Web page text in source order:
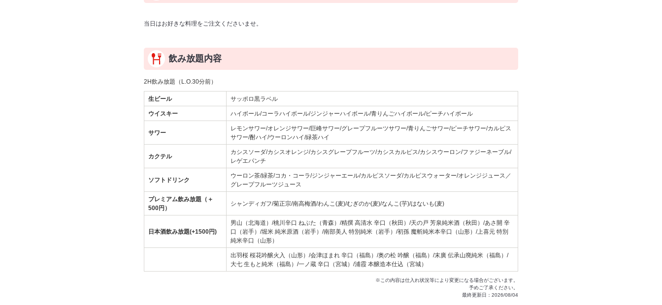
当日はお好きな料理をご注文くださいませ。
飲み放題内容
2H飲み放題（L.O.30分前）
生ビール サッポロ黒ラベル
ウイスキー ハイボール/コーラハイボール/ジンジャーハイボール/青りんごハイボール/ピーチハイボール
サワー
レモンサワー/オレンジサワー/巨峰サワー/グレープフルーツサワー/青りんごサワー/ピーチサワー/カルピス
サワー/酎ハイ/ウーロンハイ/緑茶ハイ
カクテル
カシスソーダ/カシスオレンジ/カシスグレープフルーツ/カシスカルピス/カシスウーロン/ファジーネーブル/
レゲエパンチ
ソフトドリンク
ウーロン茶/緑茶/コカ・コーラ/ジンジャーエール/カルピスソーダ/カルピスウォーター/オレンジジュース／
グレープフルーツジュース
プレミアム飲み放題（＋
500円）
シャンディガフ/菊正宗/南高梅酒/わんこ(麦)/むぎのか(麦)/なんこ(芋)/はないも(麦)
日本酒飲み放題(+1500円)
男山（北海道）/桃川辛口 ねぶた（青森）/精撰 高清水 辛口（秋田）/天の戸 芳泉純米酒（秋田）/あさ開 辛
口（岩手）/堀米 純米原酒（岩手）/南部美人 特別純米（岩手）/初孫 魔斬純米本辛口（山形）/上喜元 特別
純米辛口（山形）
出羽桜 桜花吟醸火入（山形）/会津ほまれ 辛口（福島）/奥の松 吟醸（福島）/末廣 伝承山廃純米（福島）/
大七 生もと純米（福島）/一ノ蔵 辛口（宮城）/浦霞 本醸造本仕込（宮城）
※この内容は仕入れ状況等により変更になる場合がございます。
予めご了承ください。
最終更新日：2026/08/04